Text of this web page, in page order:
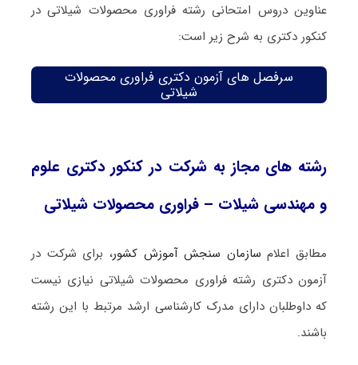
عناوین دروس امتحانی رشته فراوری محصولات شیلاتی در
کنکور دکتری به شرح زیر است:
سرفصل های آزمون دکتری فراوری محصولات
شیلاتی
رشته های مجاز به شرکت در کنکور دکتری علوم
و مهندسی شیلات – فراوری محصولات شیلاتی
مطابق اعلام سازمان سنجش آموزش کشور، برای شرکت در
آزمون دکتری رشته فراوری محصولات شیلاتی نیازی نیست
که داوطلبان دارای مدرک کارشناسی ارشد مرتبط با این رشته
باشند.